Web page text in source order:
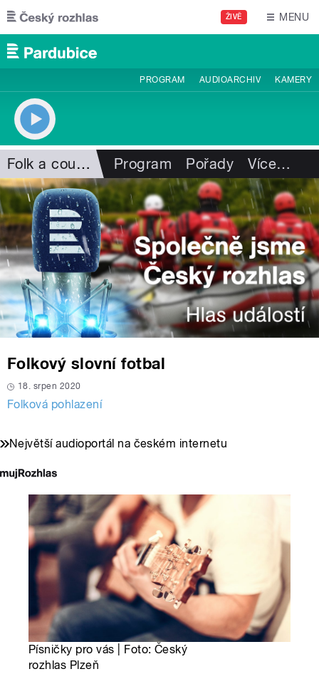
Přejít k hlavnímu obsahu
ŽIVĚ MENU
PROGRAM AUDIOARCHIV KAMERY
Folk a country Program Pořady Více…
Folkový slovní fotbal
18. srpen 2020
Folková pohlazení
Největší audioportál na českém internetu
Písničky pro vás | Foto: Český
rozhlas Plzeň